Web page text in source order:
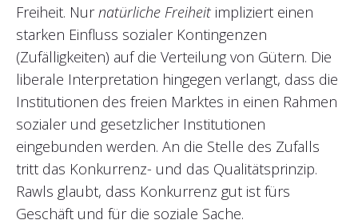
Freiheit. Nurnatürliche Freiheit impliziert einen
starken Einfluss sozialer Kontingenzen
(Zufälligkeiten) auf die Verteilung von Gütern. Die
liberale Interpretation hingegen verlangt, dass die
Institutionen des freien Marktes in einen Rahmen
sozialer und gesetzlicher Institutionen
eingebunden werden. An die Stelle des Zufalls
tritt das Konkurrenz- und das Qualitätsprinzip.
Rawls glaubt, dass Konkurrenz gut ist fürs
Geschäft und für die soziale Sache.